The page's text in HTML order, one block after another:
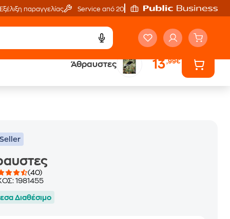
Εξέλιξη παραγγελίας Service από 20'
Άθραυστες 13,99€
Έλα στον κόσμο
(40)
1981455
Διαθέσιμο